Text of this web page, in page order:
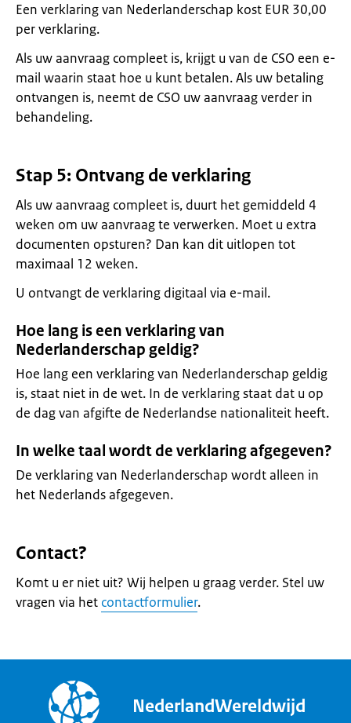
Een verklaring van Nederlanderschap kost EUR 30,00
per verklaring.
Als uw aanvraag compleet is, krijgt u van de CSO een e-
mail waarin staat hoe u kunt betalen. Als uw betaling
ontvangen is, neemt de CSO uw aanvraag verder in
behandeling.
Stap 5: Ontvang de verklaring
Als uw aanvraag compleet is, duurt het gemiddeld 4
weken om uw aanvraag te verwerken. Moet u extra
documenten opsturen? Dan kan dit uitlopen tot
maximaal 12 weken.
U ontvangt de verklaring digitaal via e-mail.
Hoe lang is een verklaring van
Nederlanderschap geldig?
Hoe lang een verklaring van Nederlanderschap geldig
is, staat niet in de wet. In de verklaring staat dat u op
de dag van afgifte de Nederlandse nationaliteit heeft.
In welke taal wordt de verklaring afgegeven?
De verklaring van Nederlanderschap wordt alleen in
het Nederlands afgegeven.
Contact?
Komt u er niet uit? Wij helpen u graag verder. Stel uw
vragen via het contactformulier.
NederlandWereldwijd